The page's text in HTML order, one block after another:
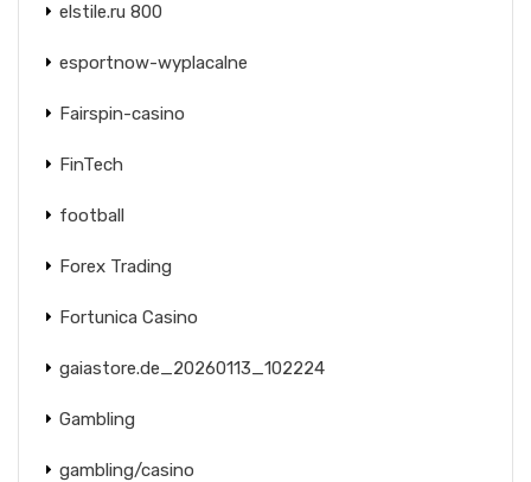
elstile.ru 800
esportnow-wyplacalne
Fairspin-casino
FinTech
football
Forex Trading
Fortunica Casino
gaiastore.de_20260113_102224
Gambling
gambling/casino